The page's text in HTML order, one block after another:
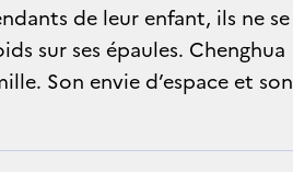
de leur enfant, ils ne se
sur ses épaules. Chenghua
Son envie d’espace et son